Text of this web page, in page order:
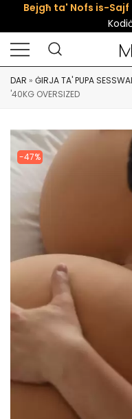
Bejgħ ta' Nofs is-Sajf
DAR » ĠIRJA TA' PUPA
'40KG OVERSIZED
-47%